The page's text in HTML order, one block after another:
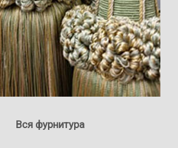
Вся фурнитура